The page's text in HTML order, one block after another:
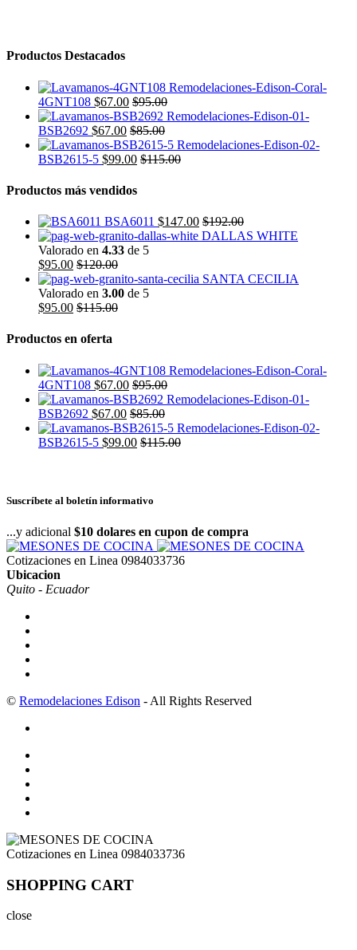
Productos Destacados
4GNT108 $67.00 $95.00
BSB2692 $67.00 $85.00
BSB2615-5 $99.00 $115.00
Productos más vendidos
BSA6011 $147.00 $192.00
DALLAS WHITE
Valorado en 4.33 de 5
$95.00 $120.00
SANTA CECILIA
Valorado en 3.00 de 5
$95.00 $115.00
Productos en oferta
4GNT108 $67.00 $95.00
BSB2692 $67.00 $85.00
BSB2615-5 $99.00 $115.00
Suscríbete al boletín informativo
...y adicional $10 dolares en cupon de compra
Cotizaciones en Linea 0984033736
Ubicacion
Quito - Ecuador
© Remodelaciones Edison - All Rights Reserved
Cotizaciones en Linea 0984033736
SHOPPING CART
close